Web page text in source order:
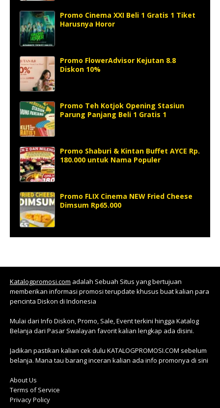
Promo Cinema XXI Beli 1 Gratis 1 Tiket
Harusnya Horor
Promo FlowerAdvisor Kejutan 8.8
Diskon 10%
Promo Teh Kotjok Opening Stasiun
Parung Panjang Beli 1 Gratis 1
Promo Shaburi & Kintan Buffet AYCE Rp.
180.000 untuk Nama Populer
Promo FLIX Cinema NEW Fried Cheese
Dimsum Rp65.000
Katalogpromosi.com adalah Sebuah Situs yang bertujuan
memberikan informasi promosi terupdate khusus buat kalian para
pencinta Diskon di Indonesia
Mulai dari Info Diskon, Promo, Sale, Event terkini hingga Katalog
Belanja dari Pasar Swalayan favorit kalian lengkap ada disini.
Jadikan pastikan kalian cek dulu KATALOGPROMOSI.COM sebelum
belanja. Mana tau barang inceran kalian ada info promonya di sini
About Us
Terms of Service
Privacy Policy